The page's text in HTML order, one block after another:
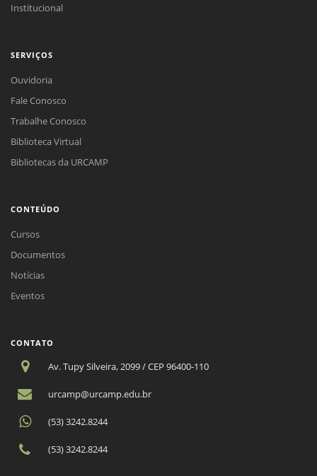
Institucional
SERVIÇOS
Ouvidoria
Fale Conosco
Trabalhe Conosco
Biblioteca Virtual
Bibliotecas da URCAMP
CONTEÚDO
Cursos
Documentos
Notícias
Eventos
CONTATO
Av. Tupy Silveira, 2099 / CEP 96400-110
urcamp@urcamp.edu.br
(53) 3242.8244
(53) 3242.8244